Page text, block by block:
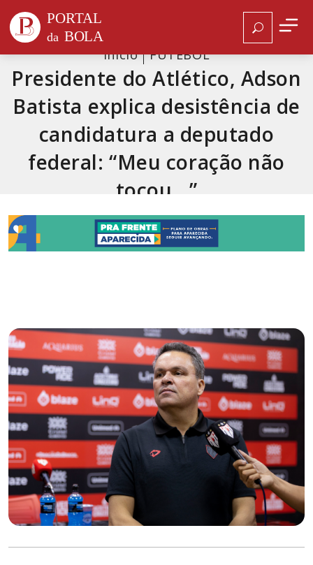
Ínicio FUTEBOL
Presidente do Atlético, Adson
Batista explica desistência de
candidatura a deputado
federal: “Meu coração não
tocou…”